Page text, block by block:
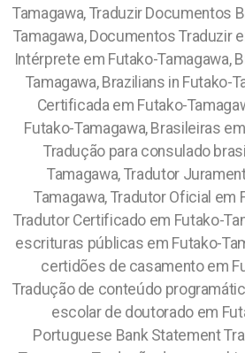
Tamagawa, Traduzir Documentos
Tamagawa, Documentos Traduzir
Intérprete em Futako-Tamagawa,
Tamagawa, Brazilians in Futako-
Certificada em Futako-
Futako-Tamagawa, Brasileiras
Tradução para consulado
Tamagawa, Tradutor
Tamagawa, Tradutor Oficial em
Tradutor Certificado em Futako-
escrituras públicas em Futako-
certidões de casamento em
Tradução de conteúdo
escolar de doutorado em
Portuguese Bank Statement